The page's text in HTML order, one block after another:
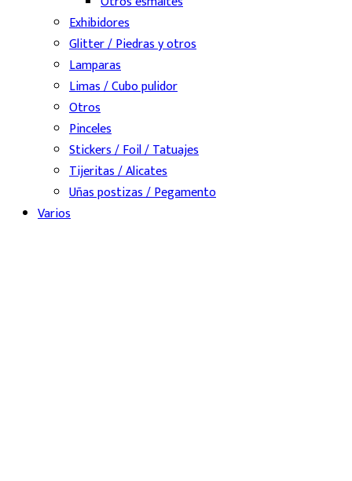
Exhibidores
Glitter / Piedras y otros
Lamparas
Limas / Cubo pulidor
Otros
Pinceles
Stickers / Foil / Tatuajes
Tijeritas / Alicates
Uñas postizas / Pegamento
Varios